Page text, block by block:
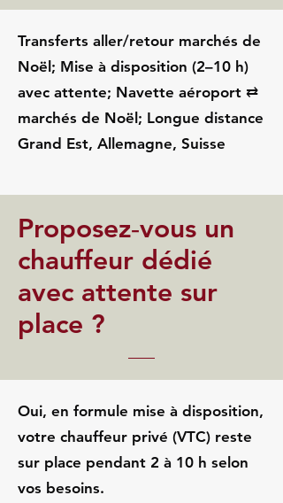
Transferts aller/retour marchés de
Noël; Mise à disposition (2–10 h)
avec attente; Navette aéroport ⇄
marchés de Noël; Longue distance
Grand Est, Allemagne, Suisse
Proposez‑vous un
chauffeur dédié
avec attente sur
place ?
Oui, en formule mise à disposition,
votre chauffeur privé (VTC) reste
sur place pendant 2 à 10 h selon
vos besoins.